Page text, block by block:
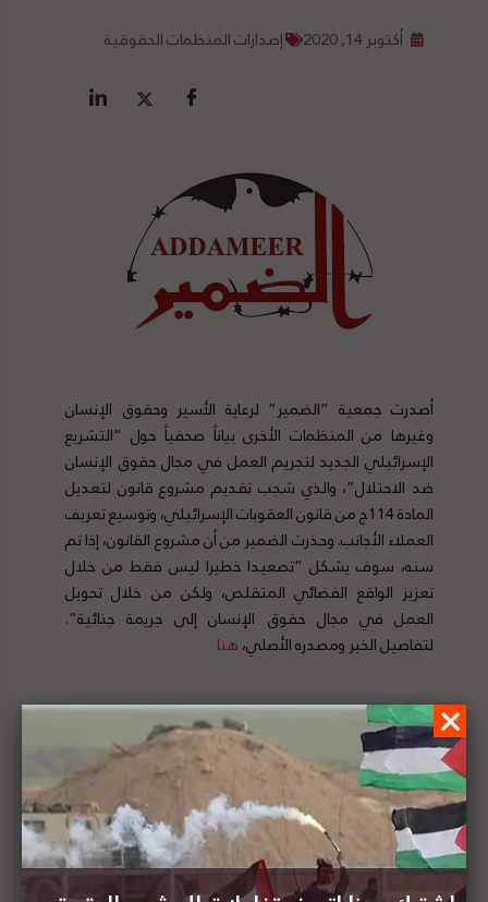
أكتوبر 14, 2020 إصدارات المنظمات الحقوقية
أصدرت جمعية “الضمير” لرعاية الأسير وحقوق الإنسان
وغيرها من المنظمات الأخرى بياناً صحفياً حول “التشريع
الإسرائيلي الجديد لتجريم العمل في مجال حقوق الإنسان
ضد الاحتلال”، والذي شجب تقديم مشروع قانون لتعديل
المادة 114ج من قانون العقوبات الإسرائيلي، وتوسيع تعريف
العملاء الأجانب. وحذرت الضمير من أن مشروع القانون، إذا تم
سنه، سوف يشكل “تصعيدا خطيرا ليس فقط من خلال
تعزيز الواقع الفضائي المتقلص، ولكن من خلال تحويل
العمل في مجال حقوق الإنسان إلى جريمة جنائية”.
لتفاصيل الخبر ومصدره الأصلي،هنا
الحملة الأمريكية من أجل حقوق الفلسطينيين تطلق
حملة "مقاومة التأصيل" لدعم المزارعين
الفلسطينيين